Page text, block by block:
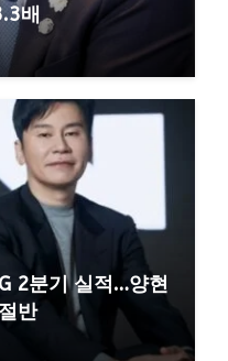
배
2분기 실적…양현
반